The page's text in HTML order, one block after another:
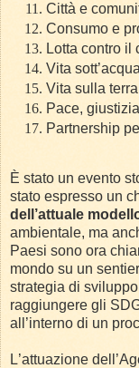
Città e
Consumo e
Lotta contro il
Vita sott’acqua
Vita sulla terra
Pace,
Partnership
È stato un evento
stato espresso un
dell’attuale
ambientale, ma
Paesi sono ora
mondo su un
strategia di
raggiungere gli
all’interno di un
L’attuazione